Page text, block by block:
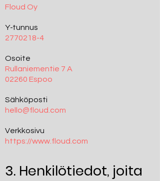
Floud Oy
Y-tunnus
2770218-4
Osoite
Rullaniementie 7 A
02260 Espoo
Sähköposti
hello@floud.com
Verkkosivu
https://www.floud.com
3. Henkilötiedot, joita